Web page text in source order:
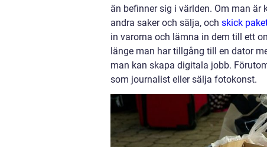
än befinner sig i världen. Om man
andra saker och sälja, och skick
in varorna och lämna in dem till ett
länge man har tillgång till en dator
man kan skapa digitala jobb.
som journalist eller sälja fotokonst.